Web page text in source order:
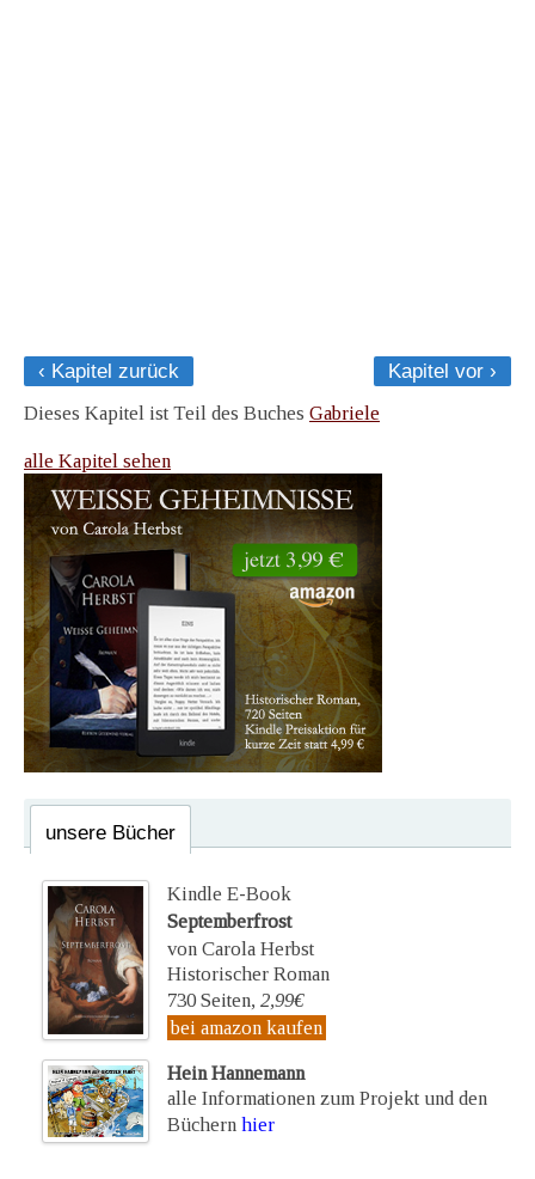
‹ Kapitel zurück
Kapitel vor ›
Dieses Kapitel ist Teil des Buches Gabriele
alle Kapitel sehen
unsere Bücher
Kindle E-Book
Septemberfrost
von Carola Herbst
Historischer Roman
730 Seiten, 2,99€
bei amazon kaufen
Hein Hannemann
alle Informationen zum Projekt und den
Büchern hier